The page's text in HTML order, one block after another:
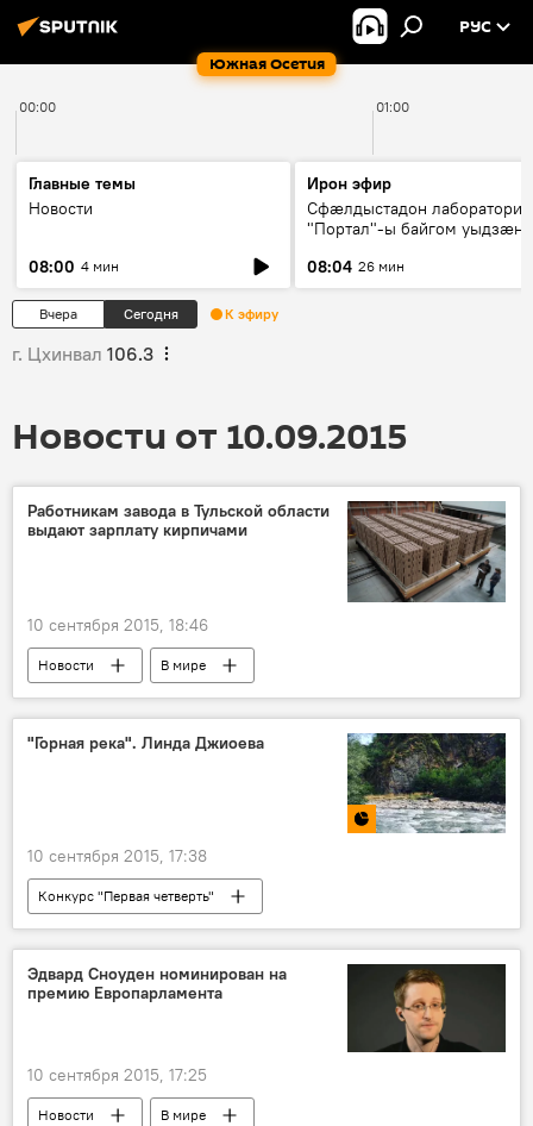
Южная Осетия
РУС
00:00 01:00
Главные темы
Новости
08:00 4 мин
Ирон эфир
Сфæлдыстадон лаборатори
"Портал"-ы байгом уыдзæн
Æхсары куыстыты равдыст
08:04 26 мин
Вчера Сегодня К эфиру
г. Цхинвал 106.3
Новости от 10.09.2015
Работникам завода в Тульской области
выдают зарплату кирпичами
10 сентября 2015, 18:46
Новости В мире
"Горная река". Линда Джиоева
10 сентября 2015, 17:38
Конкурс "Первая четверть"
Номинация "Фото". Все работы
Эдвард Сноуден номинирован на
премию Европарламента
10 сентября 2015, 17:25
Новости В мире